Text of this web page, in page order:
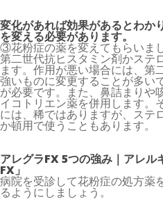
変化があれば効果があるとわか
を変える必要があります。
③花粉症の薬を変えてもらいまし
第二世代抗ヒスタミン剤かステ
ます。作用が悪い場合には、第
強いものに変更することが多い
が必要です。また、鼻詰まりや
イコトリエン薬を併用します。
には、稀ではありますが、ステ
か頓用で使うこともあります。
アレグラFX 5つの強み｜アレル
FX」
病院を受診して花粉症の処方薬
るようにしましょう。